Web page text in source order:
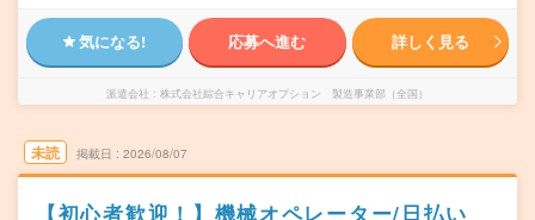
気になる! 応募へ進む 詳しく見る
派遣会社 株式会社綜合キャリアオプション 製造事業部（全国）
未読 掲載日 2026/08/07
【初心者歓迎！】機械オペレーター/日払い